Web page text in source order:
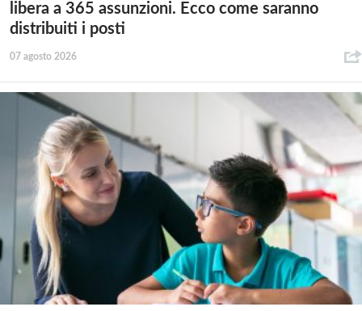
libera a 365 assunzioni. Ecco come saranno
distribuiti i posti
07 agosto 2026